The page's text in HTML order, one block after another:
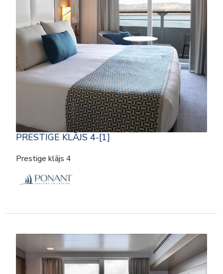
PRESTIGE KLĀJS 4-[1]
Prestige klājs 4